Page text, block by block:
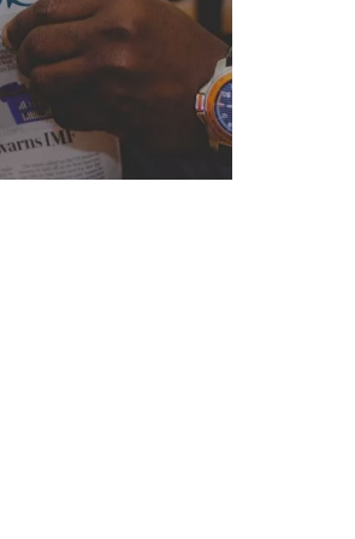
professional
executives.
לחץ לפרטים